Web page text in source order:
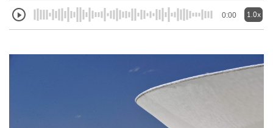
0:00 1.0x